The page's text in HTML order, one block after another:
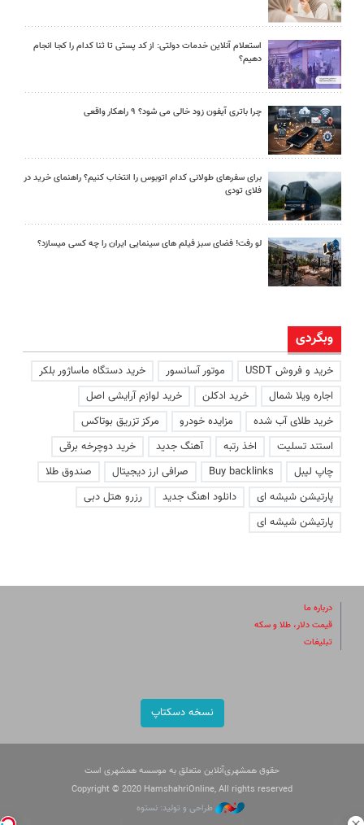
استعلام آنلاین خدمات دولتی: از کد پستی تا ثنا کدام را کجا انجام
دهیم؟
چرا باتری آیفون زود خالی می شود؟ ۹ راهکار واقعی
برای سفرهای طولانی کدام اتوبوس را انتخاب کنیم؟ راهنمای خرید در
فلای تودی
لو رفت! فضای سبز فیلم های سینمایی ایران را چه کسی میسازد؟
وبگردی
خرید و فروش USDT موتور آسانسور
خرید دستگاه ماساژور بلکر
اجاره ویلا شمال
خرید ادکلن
خرید لوازم آرایشی اصل
خرید طلای آب شده
مزایده خودرو
مرکز تزریق بوتاکس
استند تسلیت
اخذ رتبه آهنگ جدید
خرید دوچرخه برقی
چاپ لیبل
Buy backlinks صرافی ارز دیجیتال
صندوق طلا
پارتیشن شیشه ای
دانلود اهنگ جدید
رزرو هتل دبی
پارتیشن شیشه ای
درباره ما
قیمت دلار، طلا و سکه
تبلیغات
نسخه دسکتاپ
حقوق همشهری‌آنلاین متعلق به موسسه همشهری است
Copyright © 2020 HamshahriOnline, All rights reserved
طراحی و تولید: نستوه